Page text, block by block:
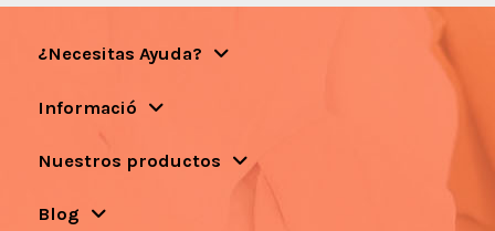
¿Necesitas Ayuda?
Informació
Nuestros productos
Blog